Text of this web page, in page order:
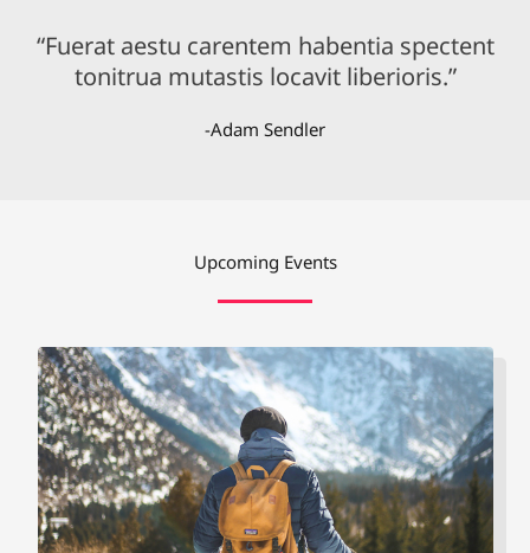
“Fuerat aestu carentem habentia spectent
tonitrua mutastis locavit liberioris.”
-Adam Sendler
Upcoming Events